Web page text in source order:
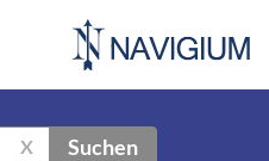
X Suchen